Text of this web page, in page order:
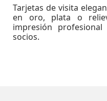
Tarjetas de visita
en oro, plata o
impresión
socios.